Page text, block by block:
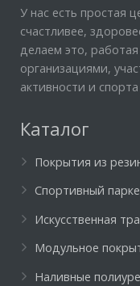
У нас есть простая
счастливее,
делаем это,
организациями,
активности и
Каталог
Покрытия из
Спортивный
Искусственная
Модульное
Наливные